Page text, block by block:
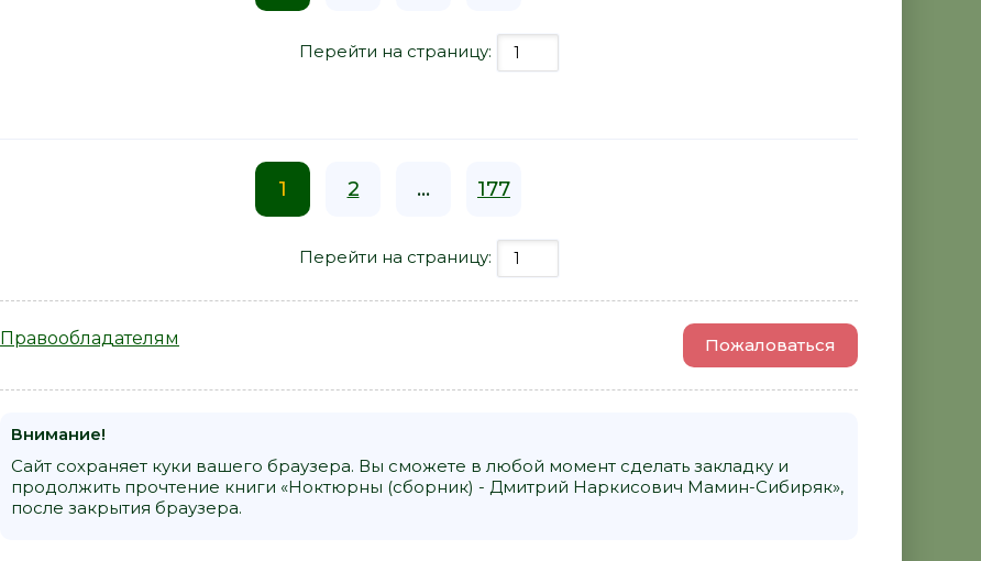
Перейти на страницу:
1 2 ... 177
Перейти на страницу:
Правообладателям Пожаловаться
Внимание!
Сайт сохраняет куки вашего браузера. Вы сможете в любой момент сделать закладку и
продолжить прочтение книги «Ноктюрны (сборник) - Дмитрий Наркисович Мамин-Сибиряк»,
после закрытия браузера.